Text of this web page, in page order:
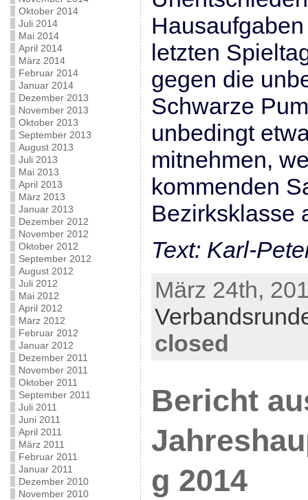
Oktober 2014
Juli 2014
Mai 2014
April 2014
März 2014
Februar 2014
Januar 2014
Dezember 2013
November 2013
Oktober 2013
September 2013
August 2013
Juli 2013
Mai 2013
April 2013
März 2013
Januar 2013
Dezember 2012
November 2012
Oktober 2012
September 2012
August 2012
Juli 2012
Mai 2012
April 2012
März 2012
Februar 2012
Januar 2012
Dezember 2011
November 2011
Oktober 2011
September 2011
Juli 2011
Juni 2011
April 2011
März 2011
Februar 2011
Januar 2011
Dezember 2010
November 2010
letzten
gegen die
Schwarze
unbedingt
mitnehmen,
kommenden
Bezirksklasse
Text: Karl-
März 24th,
closed
Bericht
g 2014